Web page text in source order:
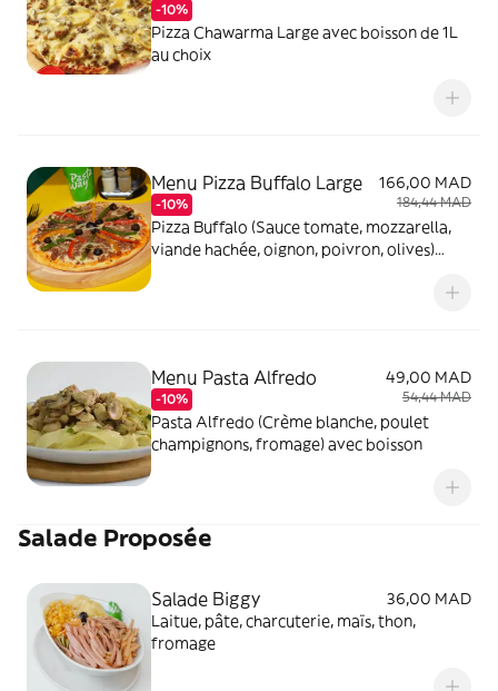
-10%
Pizza Chawarma Large avec boisson de 1L
au choix
Menu Pizza Buffalo Large
-10%
166,00 MAD
184,44 MAD
Pizza Buffalo (Sauce tomate, mozzarella,
viande hachée, oignon, poivron, olives)
Menu Pasta Alfredo
-10%
49,00 MAD
54,44 MAD
Pasta Alfredo (Crème blanche, poulet
champignons, fromage) avec boisson
Salade Proposée
Salade Biggy
36,00 MAD
Laitue, pâte, charcuterie, maïs, thon,
fromage